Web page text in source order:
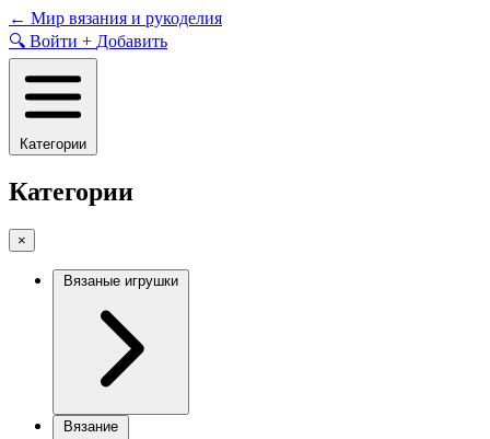
Skip
to
content
← Мир вязания и рукоделия
🔍 Войти + Добавить
Категории
Категории
×
Вязаные игрушки
Вязание